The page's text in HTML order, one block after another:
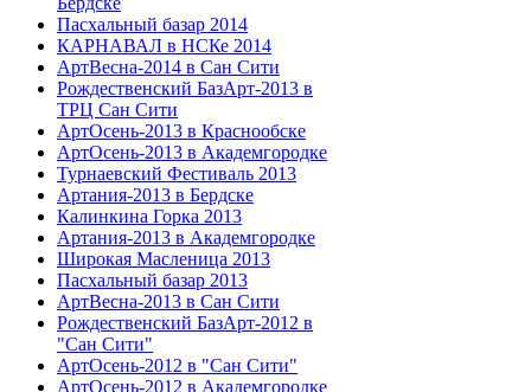
Пасхальный базар 2014
КАРНАВАЛ в НСКе 2014
АртВесна-2014 в Сан Сити
Рождественский БазАрт-2013 в
ТРЦ Сан Сити
АртОсень-2013 в Краснообске
АртОсень-2013 в Академгородке
Турнаевский Фестиваль 2013
Артания-2013 в Бердске
Калинкина Горка 2013
Артания-2013 в Академгородке
Широкая Масленица 2013
Пасхальный базар 2013
АртВесна-2013 в Сан Сити
Рождественский БазАрт-2012 в
"Сан Сити"
АртОсень-2012 в "Сан Сити"
АртОсень-2012 в Академгородке